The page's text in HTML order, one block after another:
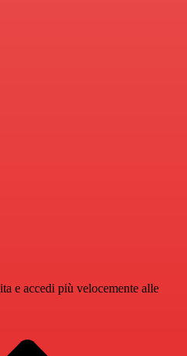
e accedi più velocemente alle